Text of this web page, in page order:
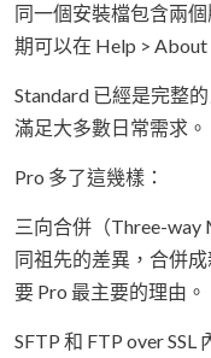
同一個安裝檔包含兩
期可以在 Help > About
Standard 已經是完整
滿足大多數日常需求。
Pro 多了這幾樣：
三向合併（Three-
同祖先的差異，合併
要 Pro 最主要的理由。
SFTP 和 FTP over